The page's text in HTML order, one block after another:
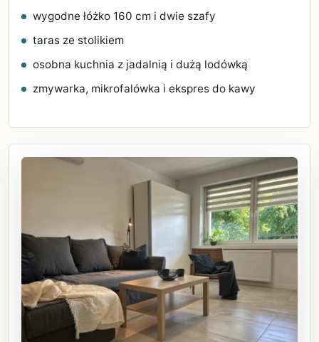
wygodne łóżko 160 cm i dwie szafy
taras ze stolikiem
osobna kuchnia z jadalnią i dużą lodówką
zmywarka, mikrofalówka i ekspres do kawy